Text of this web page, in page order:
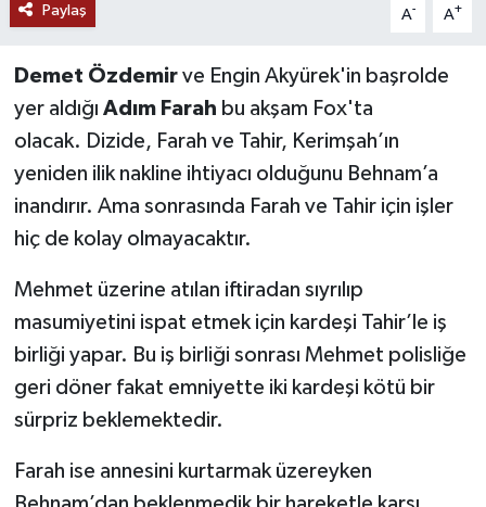
Paylaş A- A+
Demet Özdemirve Engin Akyürek'in başrolde
yer aldığı Adım Farah bu akşam Fox'ta
olacak. Dizide, Farah ve Tahir, Kerimşah’ın
yeniden ilik nakline ihtiyacı olduğunu Behnam’a
inandırır. Ama sonrasında Farah ve Tahir için işler
hiç de kolay olmayacaktır.
Mehmet üzerine atılan iftiradan sıyrılıp
masumiyetini ispat etmek için kardeşi Tahir’le iş
birliği yapar. Bu iş birliği sonrası Mehmet polisliğe
geri döner fakat emniyette iki kardeşi kötü bir
sürpriz beklemektedir.
Farah ise annesini kurtarmak üzereyken